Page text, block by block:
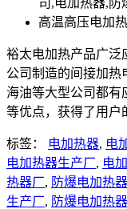
裕太电加热产品广泛
公司制造的间接加热
海油等大型公司都有
等优点，获得了用户
标签： 电加热器, 电
电加热器生产厂, 电
热器厂, 防爆电加热
生产厂, 防爆电加热